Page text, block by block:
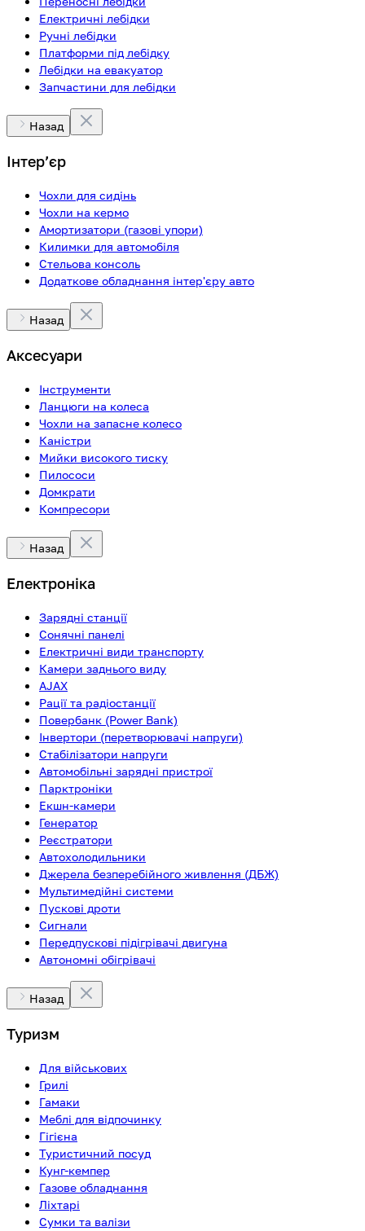
Електричні лебідки
Ручні лебідки
Платформи під лебідку
Лебідки на евакуатор
Запчастини для лебідки
Назад
Інтерʼєр
Чохли для сидінь
Чохли на кермо
Амортизатори (газові упори)
Килимки для автомобіля
Стельова консоль
Додаткове обладнання інтер'єру авто
Назад
Аксесуари
Інструменти
Ланцюги на колеса
Чохли на запасне колесо
Каністри
Мийки високого тиску
Пилососи
Домкрати
Компресори
Назад
Електроніка
Зарядні станції
Сонячні панелі
Електричні види транспорту
Камери заднього виду
AJAX
Рації та радіостанції
Повербанк (Power Bank)
Інвертори (перетворювачі напруги)
Стабілізатори напруги
Автомобільні зарядні пристрої
Парктроніки
Екшн-камери
Генератор
Реєстратори
Автохолодильники
Джерела безперебійного живлення (ДБЖ)
Мультимедійні системи
Пускові дроти
Сигнали
Передпускові підігрівачі двигуна
Автономні обігрівачі
Назад
Туризм
Для військових
Грилі
Гамаки
Меблі для відпочинку
Гігієна
Туристичний посуд
Кунг-кемпер
Газове обладнання
Ліхтарі
Сумки та валізи